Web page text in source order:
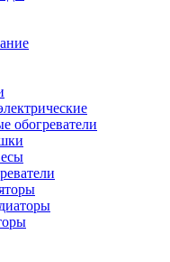
обогреватели